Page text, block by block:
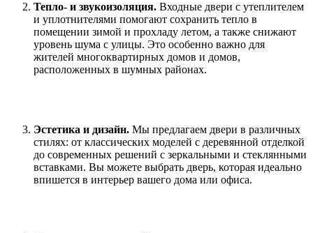
Тепло- и звукоизоляция. Входные двери с утеплителем
и уплотнителями помогают сохранить тепло в
помещении зимой и прохладу летом, а также снижают
уровень шума с улицы. Это особенно важно для
жителей многоквартирных домов и домов,
расположенных в шумных районах.
Эстетика и дизайн. Мы предлагаем двери в различных
стилях: от классических моделей с деревянной отделкой
до современных решений с зеркальными и стеклянными
вставками. Вы можете выбрать дверь, которая идеально
впишется в интерьер вашего дома или офиса.